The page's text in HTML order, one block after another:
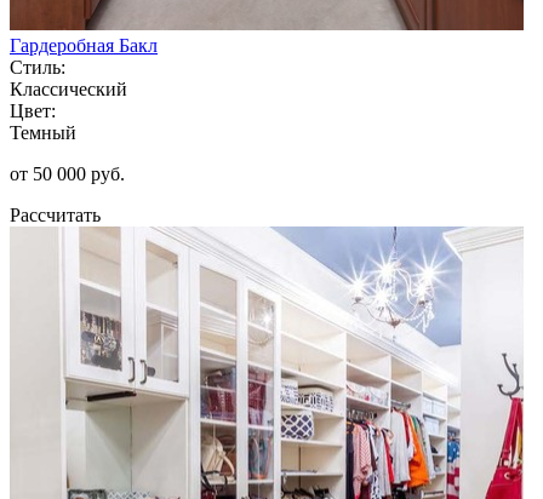
Гардеробная Бакл
Стиль:
Классический
Цвет:
Темный
от 50 000 руб.
Рассчитать